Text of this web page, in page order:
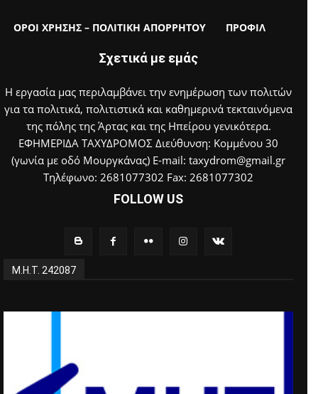
ΟΡΟΙ ΧΡΗΣΗΣ – ΠΟΛΙΤΙΚΗ ΑΠΟΡΡΗΤΟΥ ΠΡΟΦΙΛ
Σχετικά με εμάς
Η εργασία μας περιλαμβάνει την ενημέρωση των πολιτών
για τα πολιτικά, πολιτιστικά και καθημερινά τεκταινόμενα
της πόλης της Άρτας και της Ηπείρου γενικότερα.
ΕΦΗΜΕΡΙΔΑ ΤΑΧΥΔΡΟΜΟΣ Διεύθυνση: Κομμένου 30
(γωνία με οδό Μουργκάνας) E-mail: taxydrom@gmail.gr
Τηλέφωνο: 2681077302 Fax: 2681077302
FOLLOW US
Μ.Η.Τ. 242087